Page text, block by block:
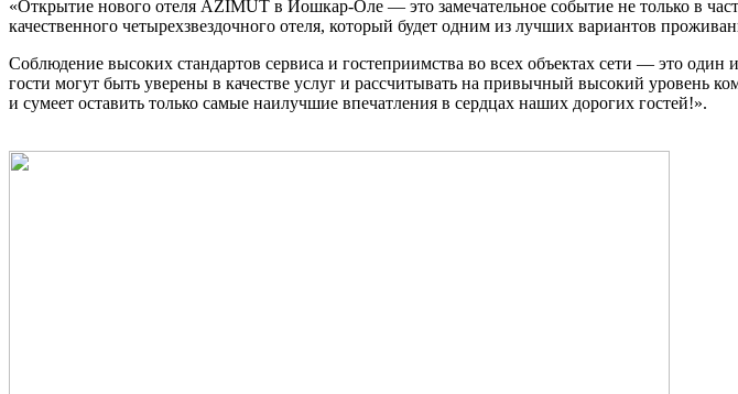
«Открытие нового отеля AZIMUT в Йошкар-Оле — это замечательное событие не только в
качественного четырехзвездочного отеля, который будет одним из лучших вариантов
Соблюдение высоких стандартов сервиса и гостеприимства во всех объектах сети — это
гости могут быть уверены в качестве услуг и рассчитывать на привычный высокий уровень
и сумеет оставить только самые наилучшие впечатления в сердцах наших дорогих гостей!».